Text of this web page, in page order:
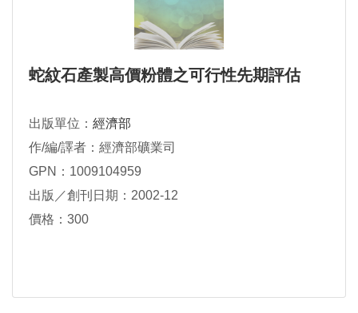
蛇紋石產製高價粉體之可行性先期評估
出版單位： 經濟部
作/編/譯者：經濟部礦業司
GPN：1009104959
出版／創刊日期：2002-12
價格：300